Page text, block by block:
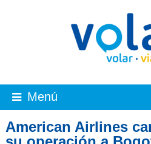
Menú
American Airlines